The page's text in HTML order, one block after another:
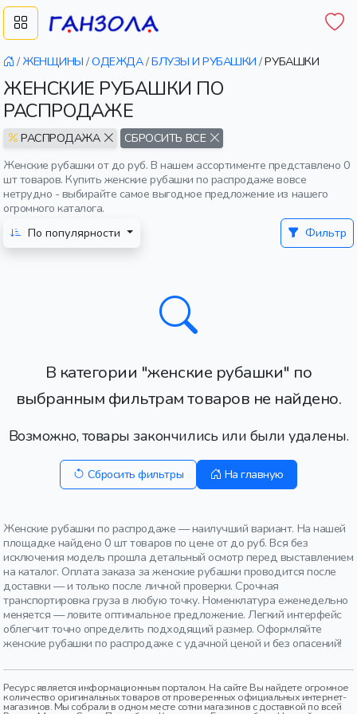
/ ЖЕНЩИНЫ /ОДЕЖДА/БЛУЗЫ И РУБАШКИ /РУБАШКИ
ЖЕНСКИЕ РУБАШКИ ПО
РАСПРОДАЖЕ
РАСПРОДАЖА
СБРОСИТЬ ВСЕ
Женские рубашки от до руб. В нашем ассортименте представлено 0
шт товаров. Купить женские рубашки по распродаже вовсе
нетрудно - выбирайте самое выгодное предложение из нашего
огромного каталога.
По популярности
Фильтр
В категории "женские рубашки" по
выбранным фильтрам товаров не найдено.
Возможно, товары закончились или были удалены.
Сбросить фильтры На главную
Женские рубашки по распродаже — наилучший вариант. На нашей
площадке найдено 0 шт товаров по цене от до руб. Вся без
исключения модель прошла детальный осмотр перед выставлением
на каталог. Оплата заказа за женские рубашки проводится после
доставки — и только после личной проверки. Срочная
транспортировка груза в любую точку. Номенклатура еженедельно
меняется — ловите оптимальное предложение. Легкий интерфейс
облегчит точно определить подходящий размер. Оформляйте
женские рубашки по распродаже с удачной ценой и без опасений!
Ресурс является информационным порталом. На сайте Вы найдете огромное
количество оригинальных товаров от проверенных официальных интернет-
магазинов. Мы собрали в одном месте сотни магазинов с доставкой по всей